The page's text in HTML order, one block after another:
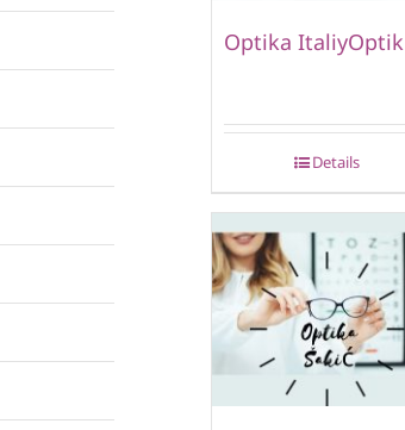
Optika ItaliyOptik
Details